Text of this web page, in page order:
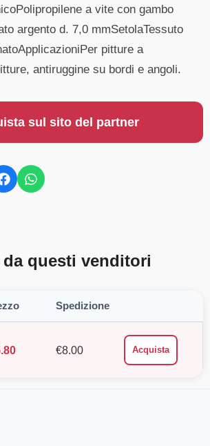
a vite con gambo
argento d. 7,0 mmSetolaTessuto
pitture a
antiruggine su bordi e angoli.
sul sito del partner
questi venditori
Spedizione
€8.00 Acquista